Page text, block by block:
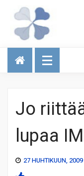
Talous
Jo
lupaa
27 HUHTIKUUN, 2009